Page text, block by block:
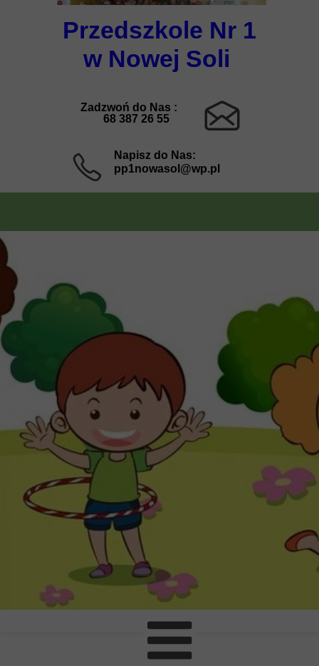
Napisz do Nas:
pp1nowasol@wp.pl
Zadzwoń do Nas :
68 387 26 55
Przedszkole Nr 1
w Nowej Soli